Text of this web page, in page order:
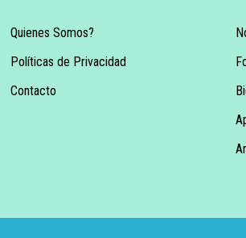
Quienes Somos?
Políticas de Privacidad
Contacto